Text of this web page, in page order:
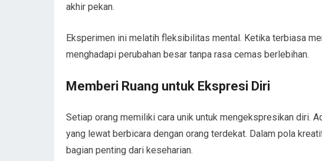
akhir pekan.
Eksperimen ini melatih fleksibilitas mental. Ketika terbiasa
menghadapi perubahan besar tanpa rasa cemas berlebihan.
Memberi Ruang untuk Ekspresi Diri
Setiap orang memiliki cara unik untuk mengekspresikan diri.
yang lewat berbicara dengan orang terdekat. Dalam pola
bagian penting dari keseharian.